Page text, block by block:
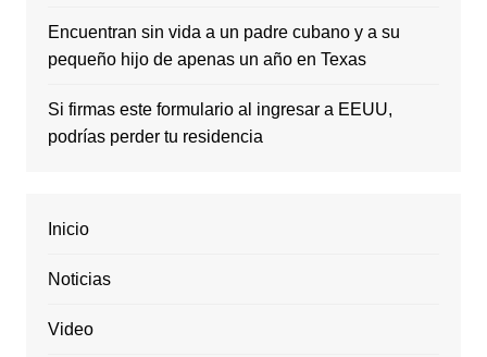
Encuentran sin vida a un padre cubano y a su
pequeño hijo de apenas un año en Texas
Si firmas este formulario al ingresar a EEUU,
podrías perder tu residencia
Inicio
Noticias
Video